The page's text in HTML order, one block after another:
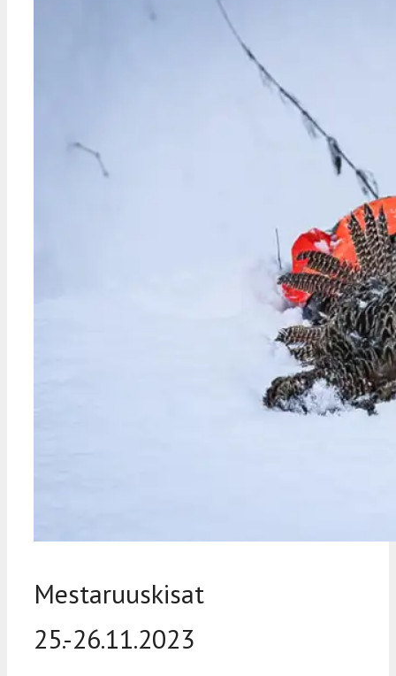
Mestaruuskisat
25.-26.11.2023